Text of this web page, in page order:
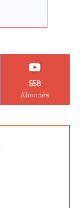
558
Abonnés